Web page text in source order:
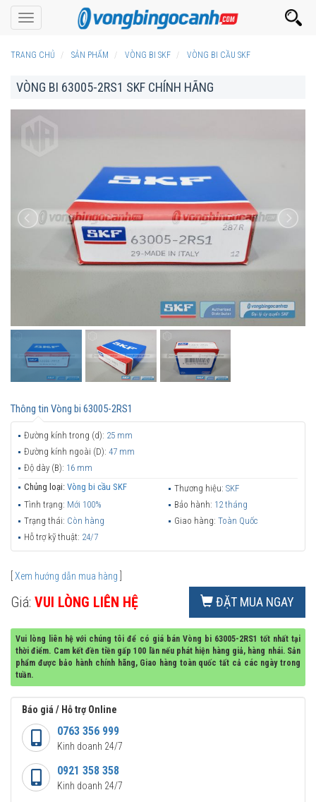
Toggle
navigation
TRANG CHỦ SẢN PHẨM VÒNG BI SKF VÒNG BI CẦU SKF
VÒNG BI 63005-2RS1 SKF CHÍNH HÃNG
Thông tin Vòng bi 63005-2RS1
Đường kính trong (d): 25 mm
Đường kính ngoài (D): 47 mm
Độ dày (B): 16 mm
Chủng loại: Vòng bi cầu SKF Thương hiệu: SKF
Tình trạng: Mới 100% Bảo hành: 12 tháng
Trạng thái: Còn hàng Giao hàng: Toàn Quốc
Hỗ trợ kỹ thuật: 24/7
Xem hướng dẫn mua hàng
Giá: VUI LÒNG LIÊN HỆ ĐẶT MUA NGAY
Vui lòng liên hệ với chúng tôi để có giá bán Vòng bi 63005-2RS1 tốt nhất tại
thời điểm. Cam kết đền tiền gấp 100 lần nếu phát hiện hàng giả, hàng nhái. Sản
phẩm được bảo hành chính hãng, Giao hàng toàn quốc tất cả các ngày trong
tuần.
Báo giá / Hỗ trợ Online
0763 356 999
Kinh doanh 24/7
0921 358 358
Kinh doanh 24/7